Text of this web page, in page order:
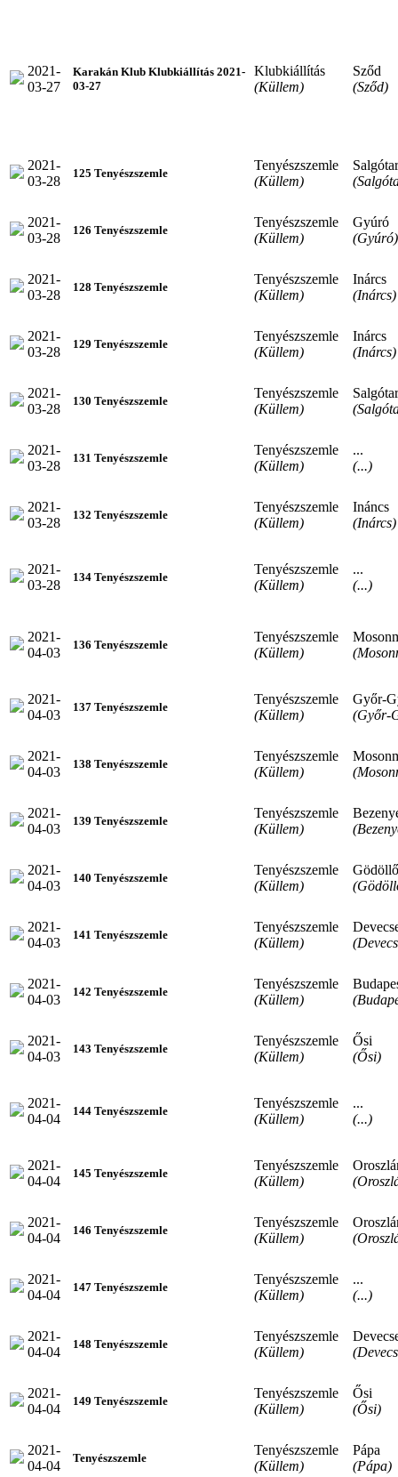
2021-
03-27
Karakán Klub Klubkiállítás 2021-
03-27
Klubkiállítás
(Küllem)
Sződ
(Sződ)
2021-
03-28
125 Tenyészszemle
Tenyészszemle
(Küllem)
2021-
03-28
126 Tenyészszemle
Tenyészszemle
(Küllem)
Gyúró
(Gyúró)
2021-
03-28
128 Tenyészszemle
Tenyészszemle
(Küllem)
Inárcs
(Inárcs)
2021-
03-28
129 Tenyészszemle
Tenyészszemle
(Küllem)
Inárcs
(Inárcs)
2021-
03-28
130 Tenyészszemle
Tenyészszemle
(Küllem)
2021-
03-28
131 Tenyészszemle
Tenyészszemle
(Küllem)
...
(...)
2021-
03-28
132 Tenyészszemle
Tenyészszemle
(Küllem)
Ináncs
(Inárcs)
2021-
03-28
134 Tenyészszemle
Tenyészszemle
(Küllem)
...
(...)
2021-
04-03
136 Tenyészszemle
Tenyészszemle
(Küllem)
2021-
04-03
137 Tenyészszemle
Tenyészszemle
(Küllem)
Győr-
(Győr-
2021-
04-03
138 Tenyészszemle
Tenyészszemle
(Küllem)
2021-
04-03
139 Tenyészszemle
Tenyészszemle
(Küllem)
2021-
04-03
140 Tenyészszemle
Tenyészszemle
(Küllem)
Gödöllő
2021-
04-03
141 Tenyészszemle
Tenyészszemle
(Küllem)
2021-
04-03
142 Tenyészszemle
Tenyészszemle
(Küllem)
2021-
04-03
143 Tenyészszemle
Tenyészszemle
(Küllem)
Ősi
(Ősi)
2021-
04-04
144 Tenyészszemle
Tenyészszemle
(Küllem)
...
(...)
2021-
04-04
145 Tenyészszemle
Tenyészszemle
(Küllem)
2021-
04-04
146 Tenyészszemle
Tenyészszemle
(Küllem)
2021-
04-04
147 Tenyészszemle
Tenyészszemle
(Küllem)
...
(...)
2021-
04-04
148 Tenyészszemle
Tenyészszemle
(Küllem)
2021-
04-04
149 Tenyészszemle
Tenyészszemle
(Küllem)
Ősi
(Ősi)
2021-
04-04
Tenyészszemle
Tenyészszemle
(Küllem)
Pápa
(Pápa)